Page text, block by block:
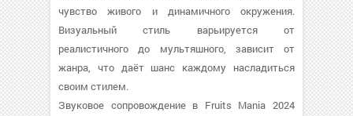
чувство живого и динамичного окружения.
Визуальный стиль варьируется от
реалистичного до мультяшного, зависит от
жанра, что даёт шанс каждому насладиться
своим стилем.
Звуковое сопровождение в Fruits Mania 2024